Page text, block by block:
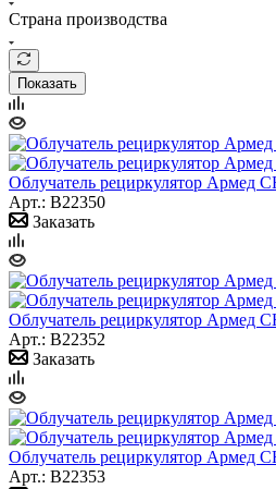
Страна производства
Показать
Облучатель рециркулятор Армед
Арт.: B22350
Заказать
Облучатель рециркулятор Армед
Арт.: B22352
Заказать
Облучатель рециркулятор Армед
Арт.: B22353